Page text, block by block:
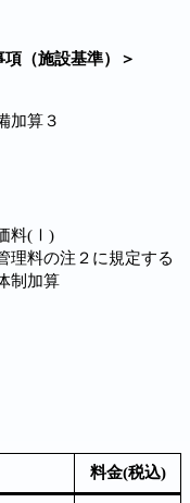
（施設基準）＞
加算３
料(Ⅰ)
理料の注２に規定する
制加算
料金(税込)